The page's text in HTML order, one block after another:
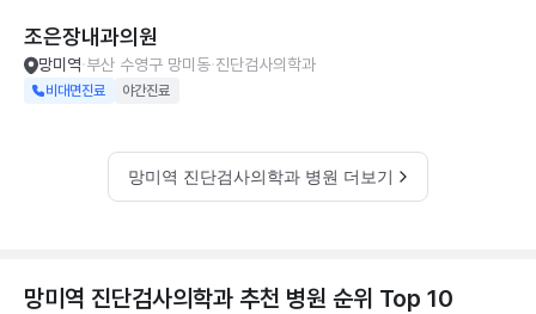
조은장내과의원
망미역 부산 수영구 망미동 진단검사의학과
비대면진료 야간진료
망미역 진단검사의학과 병원 더보기
망미역 진단검사의학과 추천 병원 순위 Top 10